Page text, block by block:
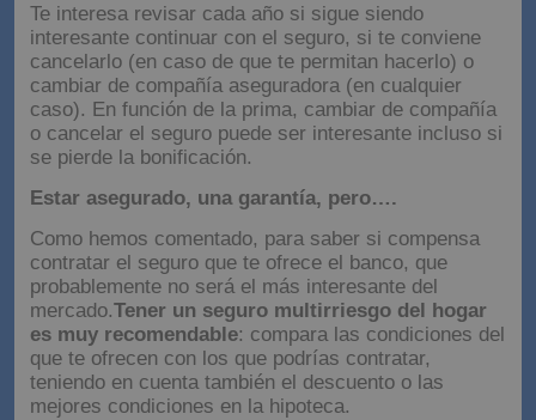
Te interesa revisar cada año si sigue siendo
interesante continuar con el seguro, si te conviene
cancelarlo (en caso de que te permitan hacerlo) o
cambiar de compañía aseguradora (en cualquier
caso). En función de la prima, cambiar de compañía
o cancelar el seguro puede ser interesante incluso si
se pierde la bonificación.
Estar asegurado, una garantía, pero….
Como hemos comentado, para saber si compensa
contratar el seguro que te ofrece el banco, que
probablemente no será el más interesante del
mercado.Tener un seguro multirriesgo del hogar
es muy recomendable: compara las condiciones del
que te ofrecen con los que podrías contratar,
teniendo en cuenta también el descuento o las
mejores condiciones en la hipoteca.